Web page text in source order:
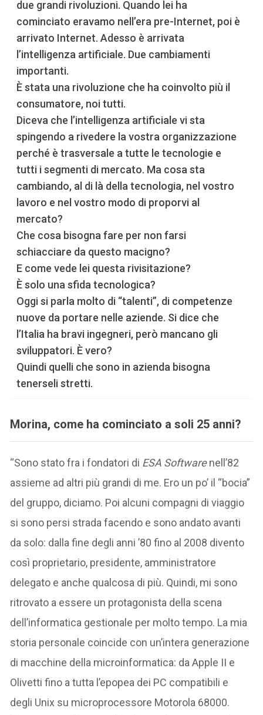
due grandi rivoluzioni. Quando lei ha
cominciato eravamo nell’era pre-Internet, poi è
arrivato Internet. Adesso è arrivata
l’intelligenza artificiale. Due cambiamenti
importanti.
È stata una rivoluzione che ha coinvolto più il
consumatore, noi tutti.
Diceva che l’intelligenza artificiale vi sta
spingendo a rivedere la vostra organizzazione
perché è trasversale a tutte le tecnologie e
tutti i segmenti di mercato. Ma cosa sta
cambiando, al di là della tecnologia, nel vostro
lavoro e nel vostro modo di proporvi al
mercato?
Che cosa bisogna fare per non farsi
schiacciare da questo macigno?
E come vede lei questa rivisitazione?
È solo una sfida tecnologica?
Oggi si parla molto di “talenti”, di competenze
nuove da portare nelle aziende. Si dice che
l’Italia ha bravi ingegneri, però mancano gli
sviluppatori. È vero?
Quindi quelli che sono in azienda bisogna
tenerseli stretti.
Morina, come ha cominciato a soli 25 anni?
“Sono stato fra i fondatori di ESA Softwarenell’82
assieme ad altri più grandi di me. Ero un po’ il “bocia”
del gruppo, diciamo. Poi alcuni compagni di viaggio
si sono persi strada facendo e sono andato avanti
da solo: dalla fine degli anni ’80 fino al 2008 divento
così proprietario, presidente, amministratore
delegato e anche qualcosa di più. Quindi, mi sono
ritrovato a essere un protagonista della scena
dell’informatica gestionale per molto tempo. La mia
storia personale coincide con un’intera generazione
di macchine della microinformatica: da Apple II e
Olivetti fino a tutta l’epopea dei PC compatibili e
degli Unix su microprocessore Motorola 68000.